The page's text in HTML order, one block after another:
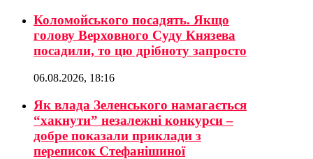
Коломойського посадять. Якщо
голову Верховного Суду Князева
посадили, то цю дрібноту запросто
06.08.2026, 18:16
Як влада Зеленського намагається
“хакнути” незалежні конкурси –
добре показали приклади з
переписок Стефанішиної